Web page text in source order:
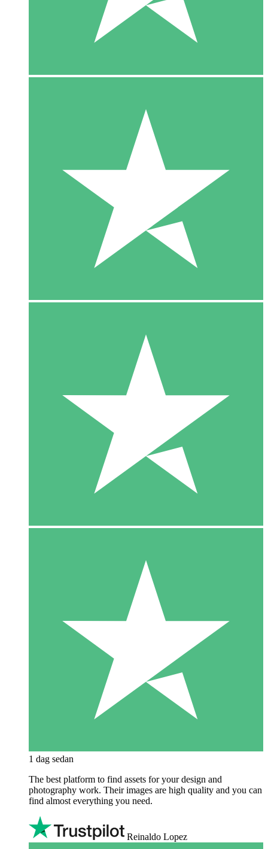
1 dag sedan
The best platform to find assets for your design and
photography work. Their images are high quality and you can
find almost everything you need.
Reinaldo Lopez